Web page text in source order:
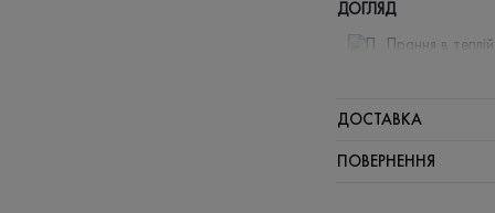
ДОГЛЯД
Прання в
Можна
ДОСТАВКА
ПОВЕРНЕННЯ